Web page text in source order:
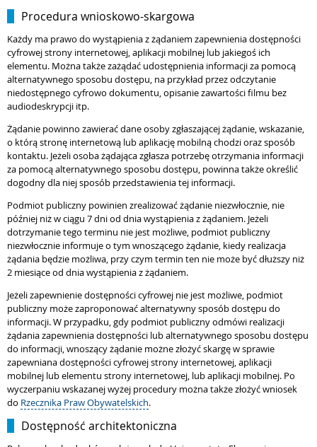
Procedura wnioskowo-skargowa
Każdy ma prawo do wystąpienia z żądaniem zapewnienia dostępności
cyfrowej strony internetowej, aplikacji mobilnej lub jakiegoś ich
elementu. Można także zażądać udostępnienia informacji za pomocą
alternatywnego sposobu dostępu, na przykład przez odczytanie
niedostępnego cyfrowo dokumentu, opisanie zawartości filmu bez
audiodeskrypcji itp.
Żądanie powinno zawierać dane osoby zgłaszającej żądanie, wskazanie,
o którą stronę internetową lub aplikację mobilną chodzi oraz sposób
kontaktu. Jeżeli osoba żądająca zgłasza potrzebę otrzymania informacji
za pomocą alternatywnego sposobu dostępu, powinna także określić
dogodny dla niej sposób przedstawienia tej informacji.
Podmiot publiczny powinien zrealizować żądanie niezwłocznie, nie
później niż w ciągu 7 dni od dnia wystąpienia z żądaniem. Jeżeli
dotrzymanie tego terminu nie jest możliwe, podmiot publiczny
niezwłocznie informuje o tym wnoszącego żądanie, kiedy realizacja
żądania będzie możliwa, przy czym termin ten nie może być dłuższy niż
2 miesiące od dnia wystąpienia z żądaniem.
Jeżeli zapewnienie dostępności cyfrowej nie jest możliwe, podmiot
publiczny może zaproponować alternatywny sposób dostępu do
informacji. W przypadku, gdy podmiot publiczny odmówi realizacji
żądania zapewnienia dostępności lub alternatywnego sposobu dostępu
do informacji, wnoszący żądanie możne złożyć skargę w sprawie
zapewniana dostępności cyfrowej strony internetowej, aplikacji
mobilnej lub elementu strony internetowej, lub aplikacji mobilnej. Po
wyczerpaniu wskazanej wyżej procedury można także złożyć wniosek
do Rzecznika Praw Obywatelskich.
Dostępność architektoniczna